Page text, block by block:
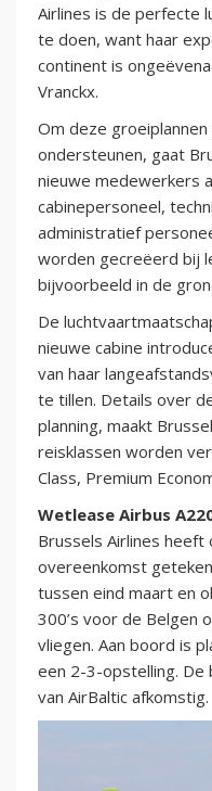
Airlines is de perfecte
te doen, want haar
continent is
Vranckx.
Om deze
ondersteunen, gaat
nieuwe medewerkers
cabinepersoneel,
administratief
worden gecreëerd bij
bijvoorbeeld in de
De
nieuwe cabine
van haar
te tillen. Details over
planning, maakt
reisklassen worden
Class, Premium
Wetlease Airbus
Brussels Airlines
overeenkomst
tussen eind maart en
300’s voor de Belgen
vliegen. Aan boord is
een 2-3-opstelling. De
van AirBaltic afkomstig.